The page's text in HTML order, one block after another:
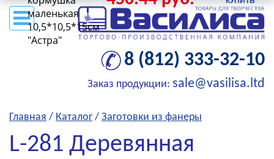
8 (812) 333-32-10
Заказ продукции: sale@vasilisa.ltd
Главная / Каталог / Заготовки из фанеры
L-281 Деревянная
маленькая
10,5*10,5*15см
"Астра"